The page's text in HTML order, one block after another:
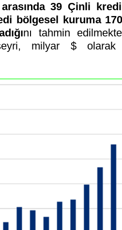
39 Çinli
bölgesel kuruma
nı tahmin
milyar $ olarak